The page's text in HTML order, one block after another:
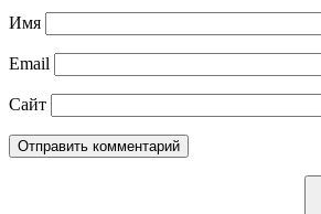
Имя
Email
Сайт